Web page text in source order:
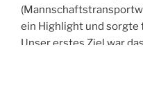
ein Highlight und sorgte
Unser erstes Ziel war